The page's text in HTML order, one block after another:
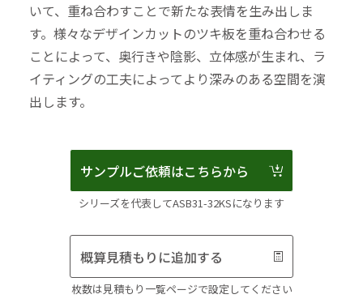
いて、重ね合わすことで新たな表情を生み出しま
す。様々なデザインカットのツキ板を重ね合わせる
ことによって、奥行きや陰影、立体感が生まれ、ラ
イティングの工夫によってより深みのある空間を演
出します。
サンプルご依頼はこちらから
シリーズを代表してASB31-32KSになります
概算見積もりに追加する
枚数は見積もり一覧ページで設定してください